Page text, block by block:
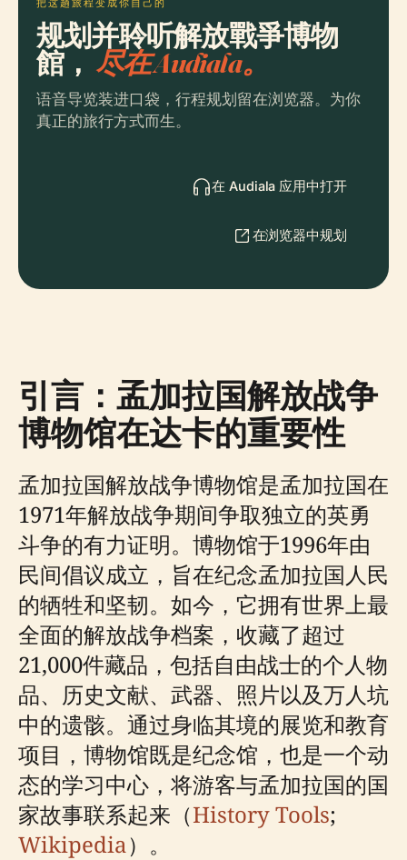
把这趟旅程变成你自己的
规划并聆听解放戰爭博物
館， 尽在 Audiala。
语音导览装进口袋，行程规划留在浏览器。为你
真正的旅行方式而生。
在 Audiala 应用中打开
在浏览器中规划
引言：孟加拉国解放战争
博物馆在达卡的重要性
孟加拉国解放战争博物馆是孟加拉国在
1971年解放战争期间争取独立的英勇
斗争的有力证明。博物馆于1996年由
民间倡议成立，旨在纪念孟加拉国人民
的牺牲和坚韧。如今，它拥有世界上最
全面的解放战争档案，收藏了超过
21,000件藏品，包括自由战士的个人物
品、历史文献、武器、照片以及万人坑
中的遗骸。通过身临其境的展览和教育
项目，博物馆既是纪念馆，也是一个动
态的学习中心，将游客与孟加拉国的国
家故事联系起来（History Tools;
Wikipedia）。